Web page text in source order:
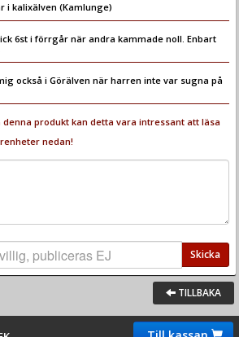
i kalixälven (Kamlunge)
6st i förrgår när andra kammade noll. Enbart
också i Görälven när harren inte var sugna på
produkt kan detta vara intressant att läsa
nedan!
Skicka
TILLBAKA